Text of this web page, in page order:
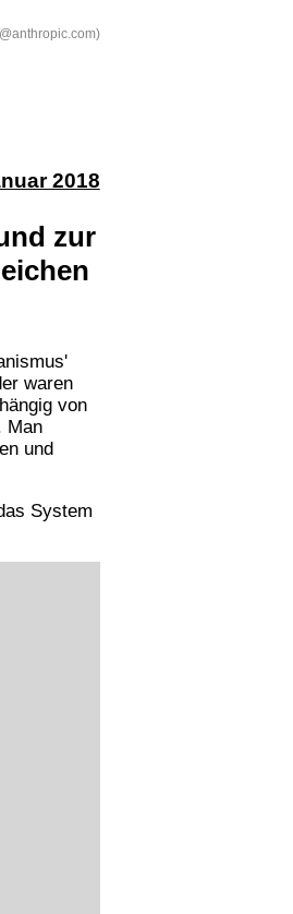
2018
zur
waren
von
Man
und
System